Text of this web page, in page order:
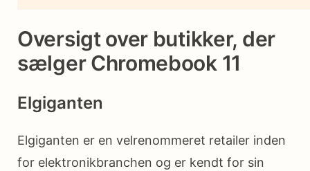
Oversigt over butikker, der
sælger Chromebook 11
Elgiganten
Elgiganten er en velrenommeret retailer inden
for elektronikbranchen og er kendt for sin